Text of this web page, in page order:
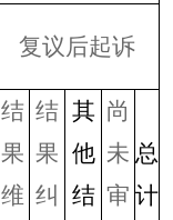
复议后起诉
结
果
维
结
果
纠
其
他
结
尚
未
审
总
计